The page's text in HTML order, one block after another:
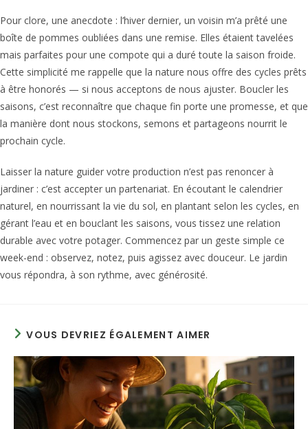
Pour clore, une anecdote : l’hiver dernier, un voisin m’a prêté une
boîte de pommes oubliées dans une remise. Elles étaient tavelées
mais parfaites pour une compote qui a duré toute la saison froide.
Cette simplicité me rappelle que la nature nous offre des cycles prêts
à être honorés — si nous acceptons de nous ajuster. Boucler les
saisons, c’est reconnaître que chaque fin porte une promesse, et que
la manière dont nous stockons, semons et partageons nourrit le
prochain cycle.
Laisser la nature guider votre production n’est pas renoncer à
jardiner : c’est accepter un partenariat. En écoutant le calendrier
naturel, en nourrissant la vie du sol, en plantant selon les cycles, en
gérant l’eau et en bouclant les saisons, vous tissez une relation
durable avec votre potager. Commencez par un geste simple ce
week-end : observez, notez, puis agissez avec douceur. Le jardin
vous répondra, à son rythme, avec générosité.
VOUS DEVRIEZ ÉGALEMENT AIMER